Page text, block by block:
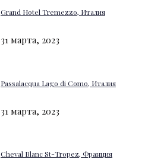
Grand Hotel Tremezzo, Италия
31 марта, 2023
Passalacqua Lago di Como, Италия
31 марта, 2023
Cheval Blanc St-Tropez, Франция